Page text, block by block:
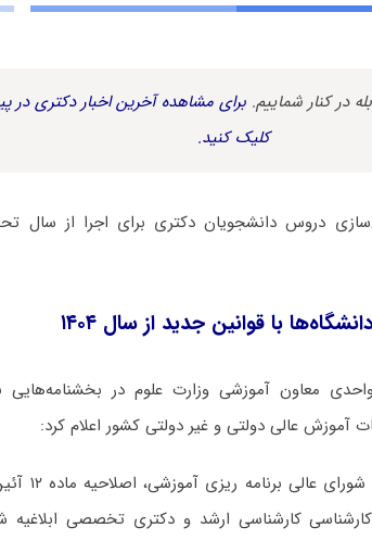
در کنار شماییم. برای مشاهده آخرین اخبار دکتری در
کلیک کنید.
با قوانین جدید از سال ۱۴۰۴
معاون آموزشی وزارت علوم در
عالی دولتی و غیر دولتی کشور اعلام کرد:
با عنایت به